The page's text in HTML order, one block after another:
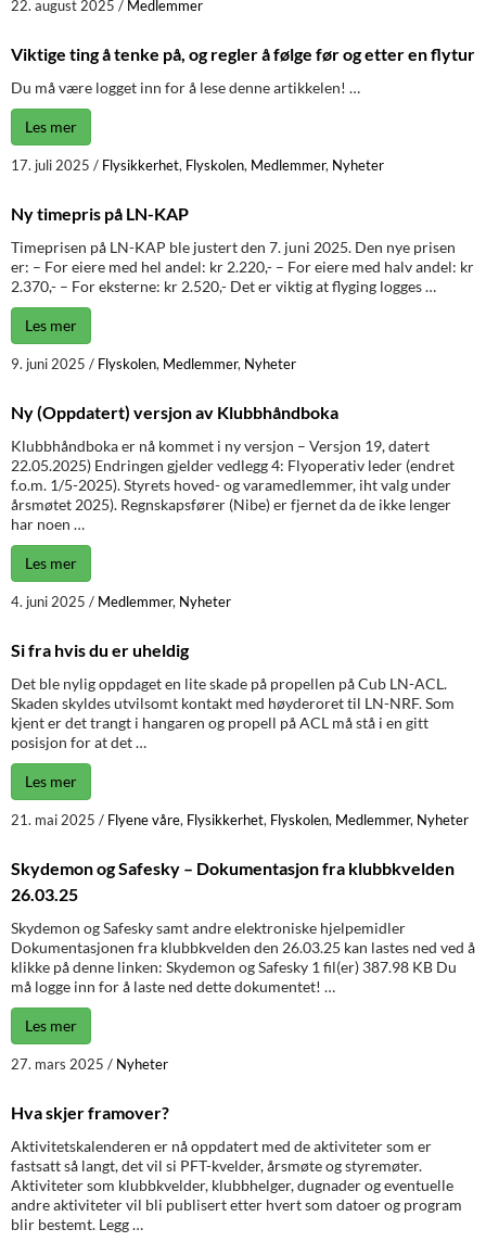
22. august 2025 / Medlemmer
Viktige ting å tenke på, og regler å følge før og etter en flytur
Du må være logget inn for å lese denne artikkelen! …
Les mer
17. juli 2025 / Flysikkerhet, Flyskolen, Medlemmer, Nyheter
Ny timepris på LN-KAP
Timeprisen på LN-KAP ble justert den 7. juni 2025. Den nye prisen
er: – For eiere med hel andel: kr 2.220,- – For eiere med halv andel: kr
2.370,- – For eksterne: kr 2.520,- Det er viktig at flyging logges …
Les mer
9. juni 2025 / Flyskolen, Medlemmer, Nyheter
Ny (Oppdatert) versjon av Klubbhåndboka
Klubbhåndboka er nå kommet i ny versjon – Versjon 19, datert
22.05.2025) Endringen gjelder vedlegg 4: Flyoperativ leder (endret
f.o.m. 1/5-2025). Styrets hoved- og varamedlemmer, iht valg under
årsmøtet 2025). Regnskapsfører (Nibe) er fjernet da de ikke lenger
har noen …
Les mer
4. juni 2025 / Medlemmer, Nyheter
Si fra hvis du er uheldig
Det ble nylig oppdaget en lite skade på propellen på Cub LN-ACL.
Skaden skyldes utvilsomt kontakt med høyderoret til LN-NRF. Som
kjent er det trangt i hangaren og propell på ACL må stå i en gitt
posisjon for at det …
Les mer
21. mai 2025 / Flyene våre, Flysikkerhet, Flyskolen, Medlemmer, Nyheter
Skydemon og Safesky – Dokumentasjon fra klubbkvelden
26.03.25
Skydemon og Safesky samt andre elektroniske hjelpemidler
Dokumentasjonen fra klubbkvelden den 26.03.25 kan lastes ned ved å
klikke på denne linken: Skydemon og Safesky 1 fil(er) 387.98 KB Du
må logge inn for å laste ned dette dokumentet! …
Les mer
27. mars 2025 / Nyheter
Hva skjer framover?
Aktivitetskalenderen er nå oppdatert med de aktiviteter som er
fastsatt så langt, det vil si PFT-kvelder, årsmøte og styremøter.
Aktiviteter som klubbkvelder, klubbhelger, dugnader og eventuelle
andre aktiviteter vil bli publisert etter hvert som datoer og program
blir bestemt. Legg …